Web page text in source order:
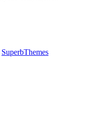
SuperbThemes